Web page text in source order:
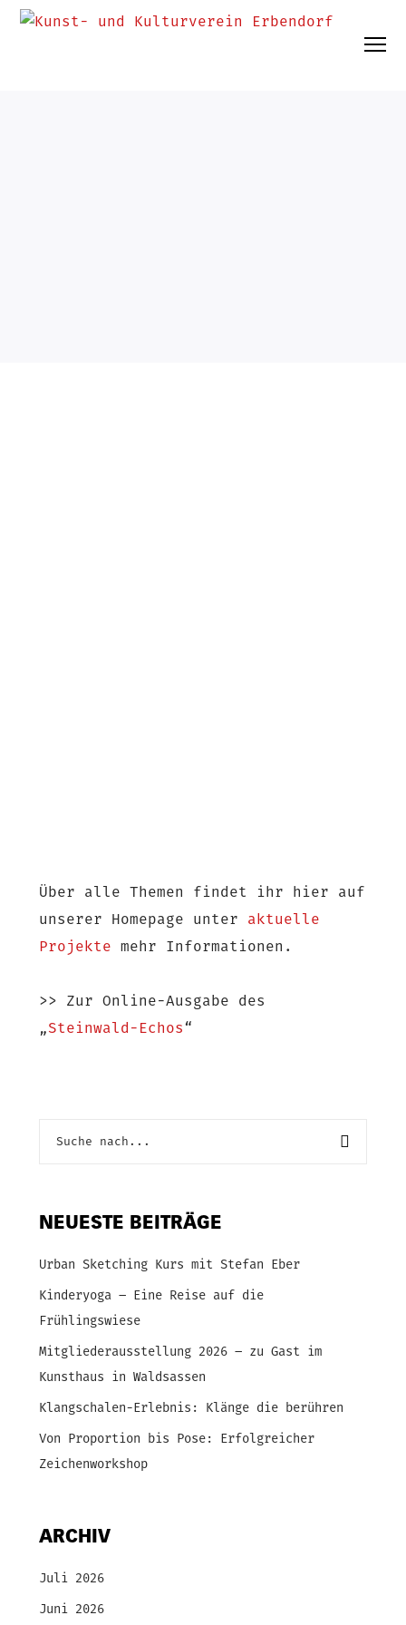
Über alle Themen findet ihr hier auf
unserer Homepage unter aktuelle
Projekte mehr Informationen.
>> Zur Online-Ausgabe des
„Steinwald-Echos“
NEUESTE BEITRÄGE
Urban Sketching Kurs mit Stefan Eber
Kinderyoga – Eine Reise auf die
Frühlingswiese
Mitgliederausstellung 2026 – zu Gast im
Kunsthaus in Waldsassen
Klangschalen-Erlebnis: Klänge die berühren
Von Proportion bis Pose: Erfolgreicher
Zeichenworkshop
ARCHIV
Juli 2026
Juni 2026